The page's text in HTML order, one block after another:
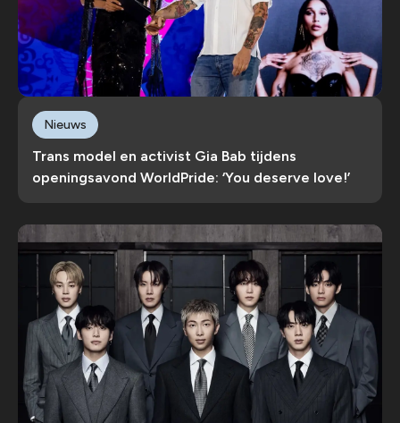
Trans model en activist Gia Bab tijdens
openingsavond WorldPride: ‘You deserve love!’
Nieuws